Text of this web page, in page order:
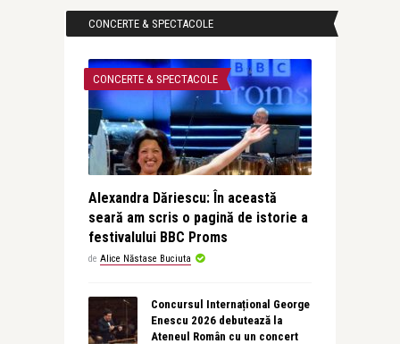
CONCERTE & SPECTACOLE
CONCERTE & SPECTACOLE
Alexandra Dăriescu: În această
seară am scris o pagină de istorie a
festivalului BBC Proms
de Alice Năstase Buciuta
Concursul Internațional George
Enescu 2026 debutează la
Ateneul Român cu un concert